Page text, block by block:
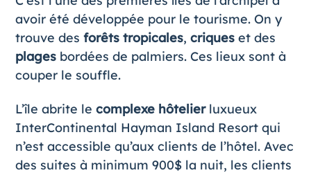
avoir été développée pour le tourisme. On y
trouve des forêts tropicales, criqueset des
plagesbordées de palmiers. Ces lieux sont à
couper le souffle.
L’île abrite le complexe hôtelierluxueux
InterContinental Hayman Island Resort qui
n’est accessible qu’aux clients de l’hôtel. Avec
des suites à minimum 900$ la nuit, les clients